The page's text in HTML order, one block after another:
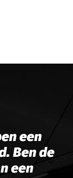
een
Ben de
een